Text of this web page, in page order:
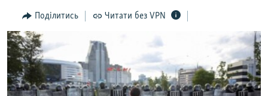
пошуку
ІНТЕРВ'Ю
ВСЕ ЗА ДЕНЬ
СПЕЦПРОЕКТИ
ДЕПОРТАЦІЯ
ЯК ОБІЙТИ БЛОКУВАННЯ
Поділитись Читати без VPN